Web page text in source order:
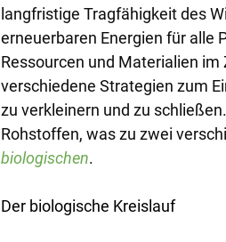
langfristige Tragfähigkeit des
erneuerbaren Energien für alle
Ressourcen und Materialien
verschiedene Strategien zum
zu verkleinern und zu
Rohstoffen, was zu zwei
biologischen.
Der biologische Kreislauf